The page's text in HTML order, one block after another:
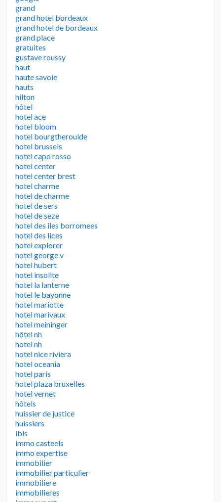
grand
grand hotel bordeaux
grand hotel de bordeaux
grand place
gratuites
gustave roussy
haut
haute savoie
hauts
hilton
hôtel
hotel ace
hotel bloom
hotel bourgtheroulde
hotel brussels
hotel capo rosso
hotel center
hotel center brest
hotel charme
hotel de charme
hotel de sers
hotel de seze
hotel des iles borromees
hotel des lices
hotel explorer
hotel george v
hotel hubert
hotel insolite
hotel la lanterne
hotel le bayonne
hotel mariotte
hotel marivaux
hotel meininger
hôtel nh
hotel nh
hotel nice riviera
hotel oceania
hotel paris
hotel plaza bruxelles
hotel vernet
hôtels
huissier de justice
huissiers
ibis
immo casteels
immo expertise
immobilier
immobilier particulier
immobiliere
immobilieres